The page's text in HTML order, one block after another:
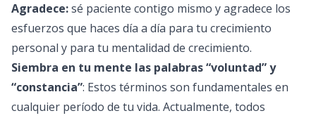
Agradece:sé paciente contigo mismo y agradece los
esfuerzos que haces día a día para tu crecimiento
personal y para tu mentalidad de crecimiento.
Siembra en tu mente las palabras “voluntad” y
“constancia”: Estos términos son fundamentales en
cualquier período de tu vida. Actualmente, todos